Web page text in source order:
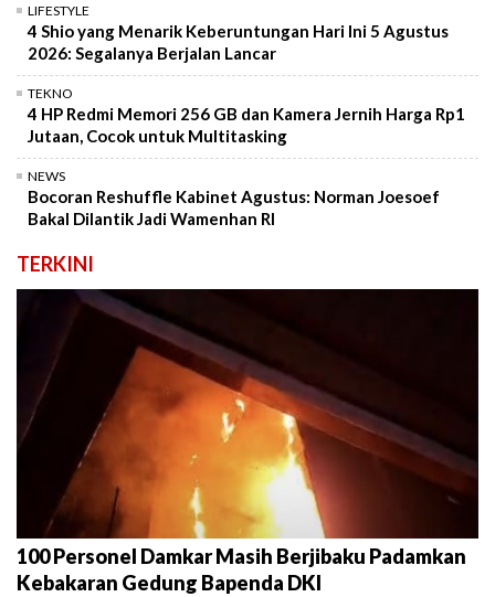
LIFESTYLE
4 Shio yang Menarik Keberuntungan Hari Ini 5 Agustus
2026: Segalanya Berjalan Lancar
TEKNO
4 HP Redmi Memori 256 GB dan Kamera Jernih Harga Rp1
Jutaan, Cocok untuk Multitasking
NEWS
Bocoran Reshuffle Kabinet Agustus: Norman Joesoef
Bakal Dilantik Jadi Wamenhan RI
TERKINI
100 Personel Damkar Masih Berjibaku Padamkan
Kebakaran Gedung Bapenda DKI